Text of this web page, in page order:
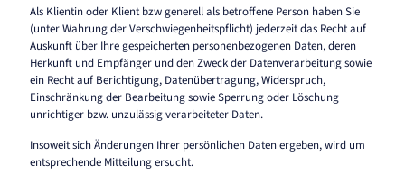
Als Klientin oder Klient bzw generell als betroffene Person haben Sie
(unter Wahrung der Verschwiegenheitspflicht) jederzeit das Recht auf
Auskunft über Ihre gespeicherten personenbezogenen Daten, deren
Herkunft und Empfänger und den Zweck der Datenverarbeitung sowie
ein Recht auf Berichtigung, Datenübertragung, Widerspruch,
Einschränkung der Bearbeitung sowie Sperrung oder Löschung
unrichtiger bzw. unzulässig verarbeiteter Daten.
Insoweit sich Änderungen Ihrer persönlichen Daten ergeben, wird um
entsprechende Mitteilung ersucht.